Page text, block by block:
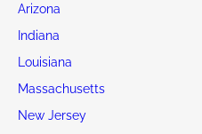
Arizona
Indiana
Louisiana
Massachusetts
New Jersey